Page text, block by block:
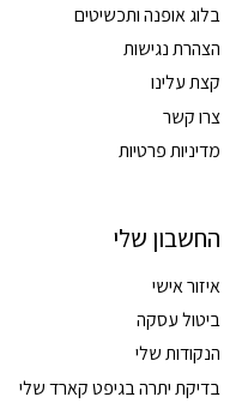
בלוג אופנה ותכשיטים
הצהרת נגישות
קצת עלינו
צרו קשר
מדיניות פרטיות
החשבון שלי
איזור אישי
ביטול עסקה
הנקודות שלי
בדיקת יתרה בגיפט קארד שלי